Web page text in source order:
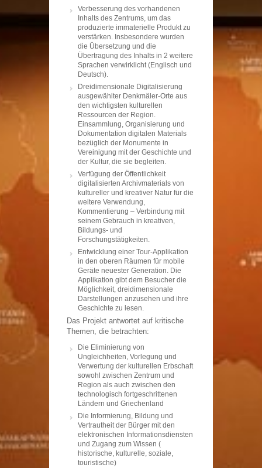
Verbesserung des vorhandenen
Inhalts des Zentrums, um das
produzierte immaterielle Produkt zu
verstärken. Insbesondere wurden
die Übersetzung und die
Übertragung des Inhalts in 2 weitere
Sprachen verwirklicht (Englisch und
Deutsch).
Dreidimensionale Digitalisierung
ausgewählter Denkmäler-Orte aus
den wichtigsten kulturellen
Ressourcen der Region.
Einsammlung, Organisierung und
Dokumentation digitalen Materials
bezüglich der Monumente in
Vereinigung mit der Geschichte und
der Kultur, die sie begleiten.
Verfügung der Öffentlichkeit
digitalisierten Archivmaterials von
kultureller und kreativer Natur für die
weitere Verwendung,
Kommentierung – Verbindung mit
seinem Gebrauch in kreativen,
Bildungs- und
Forschungstätigkeiten.
Entwicklung einer Tour-Applikation
in den oberen Räumen für mobile
Geräte neuester Generation. Die
Applikation gibt dem Besucher die
Möglichkeit, dreidimensionale
Darstellungen anzusehen und ihre
Geschichte zu lesen.
Das Projekt antwortet auf kritische
Themen, die betrachten:
Die Eliminierung von
Ungleichheiten, Vorlegung und
Verwertung der kulturellen Erbschaft
sowohl zwischen Zentrum und
Region als auch zwischen den
technologisch fortgeschrittenen
Ländern und Griechenland
Die Informierung, Bildung und
Vertrautheit der Bürger mit den
elektronischen Informationsdiensten
und Zugang zum Wissen (
historische, kulturelle, soziale,
touristische)